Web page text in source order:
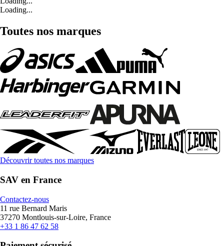
Loading...
Toutes nos marques
Découvrir toutes nos marques
SAV en France
Contactez-nous
11 rue Bernard Maris
37270 Montlouis-sur-Loire, France
+33 1 86 47 62 58